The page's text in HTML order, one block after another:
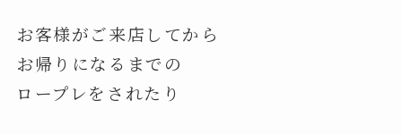
お客様がご来店してから
お帰りになるまでの
ロープレをされたり